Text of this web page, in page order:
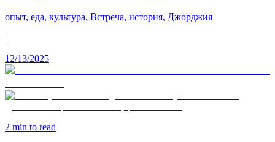
опыт, еда, культура, Встреча, история, Джорджия
|
12/13/2025
2 min to read